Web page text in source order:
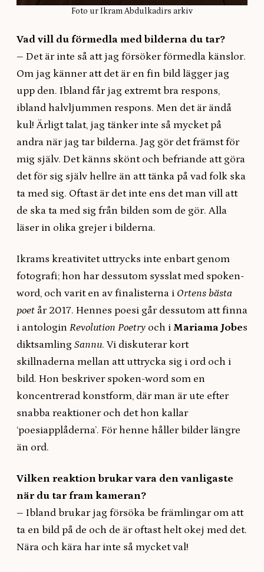
Foto ur Ikram Abdulkadirs arkiv
Vad vill du förmedla med bilderna du tar?
– Det är inte så att jag försöker förmedla känslor.
Om jag känner att det är en fin bild lägger jag
upp den. Ibland får jag extremt bra respons,
ibland halvljummen respons. Men det är ändå
kul! Ärligt talat, jag tänker inte så mycket på
andra när jag tar bilderna. Jag gör det främst för
mig själv. Det känns skönt och befriande att göra
det för sig själv hellre än att tänka på vad folk ska
ta med sig. Oftast är det inte ens det man vill att
de ska ta med sig från bilden som de gör. Alla
läser in olika grejer i bilderna.
Ikrams kreativitet uttrycks inte enbart genom
fotografi; hon har dessutom sysslat med spoken-
word, och varit en av finalisterna i Ortens bästa
poet år 2017. Hennes poesi går dessutom att finna
i antologin Revolution Poetry och i Mariama Jobes
diktsamling Sannu. Vi diskuterar kort
skillnaderna mellan att uttrycka sig i ord och i
bild. Hon beskriver spoken-word som en
koncentrerad konstform, där man är ute efter
snabba reaktioner och det hon kallar
‘poesiapplåderna’. För henne håller bilder längre
än ord.
Vilken reaktion brukar vara den vanligaste
när du tar fram kameran?
– Ibland brukar jag försöka be främlingar om att
ta en bild på de och de är oftast helt okej med det.
Nära och kära har inte så mycket val!